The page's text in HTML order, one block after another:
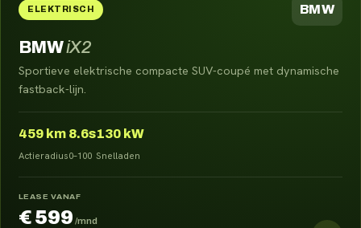
ELEKTRISCH BMW
BMWiX2
Sportieve elektrische compacte SUV-coupé met dynamische
fastback-lijn.
459 km
Actieradius
8.6s
0–100
130 kW
Snelladen
LEASE VANAF
€ 599 /mnd